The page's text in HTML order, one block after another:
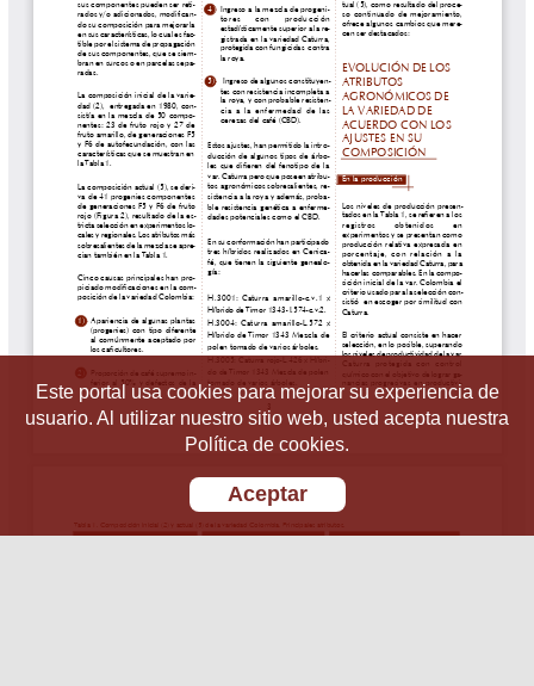
Este portal usa cookies para mejorar su experiencia de
usuario. Al utilizar nuestro sitio web, usted acepta nuestra
Política de cookies.
Aceptar